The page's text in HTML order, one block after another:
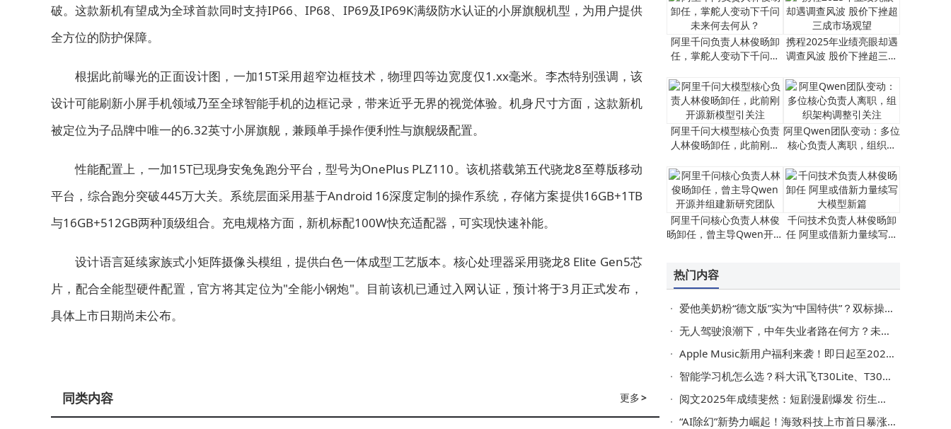
破。这款新机有望成为全球首款同时支持IP66、IP68、IP69及IP69K满级防水认证的小屏旗舰机型，为用户提供
全方位的防护保障。
根据此前曝光的正面设计图，一加15T采用超窄边框技术，物理四等边宽度仅1.xx毫米。李杰特别强调，该
设计可能刷新小屏手机领域乃至全球智能手机的边框记录，带来近乎无界的视觉体验。机身尺寸方面，这款新机
被定位为子品牌中唯一的6.32英寸小屏旗舰，兼顾单手操作便利性与旗舰级配置。
性能配置上，一加15T已现身安兔兔跑分平台，型号为OnePlus PLZ110。该机搭载第五代骁龙8至尊版移动
平台，综合跑分突破445万大关。系统层面采用基于Android 16深度定制的操作系统，存储方案提供16GB+1TB
与16GB+512GB两种顶级组合。充电规格方面，新机标配100W快充适配器，可实现快速补能。
设计语言延续家族式小矩阵摄像头模组，提供白色一体成型工艺版本。核心处理器采用骁龙8 Elite Gen5芯
片，配合全能型硬件配置，官方将其定位为"全能小钢炮"。目前该机已通过入网认证，预计将于3月正式发布，
具体上市日期尚未公布。
更多>
同类内容
阿里千问负责人林俊旸卸
任，掌舵人变动下千问未
携程2025年业绩亮眼却遇
调查风波 股价下挫超三成
阿里千问大模型核心负责
人林俊旸卸任，此前刚开
阿里Qwen团队变动：多位
核心负责人离职，组织架
阿里千问核心负责人林俊
旸卸任，曾主导Qwen开源
千问技术负责人林俊旸卸
任 阿里或借新力量续写大
热门内容
爱他美奶粉“德文版”实为“中国特供”？双标操作引发信任危机
无人驾驶浪潮下，中年失业者路在何方？未来就业方向引深思
Apple Music新用户福利来袭！即日起至2026年3月5日可享6个月免费试用
智能学习机怎么选？科大讯飞T30Lite、T30Pro等热门款对比，帮你挑出适合孩子的！
阅文2025年成绩斐然：短剧漫剧爆发 衍生品GMV激增 锚定2026三大战略
“AI除幻”新势力崛起！海致科技上市首日暴涨，市值突破370亿港元